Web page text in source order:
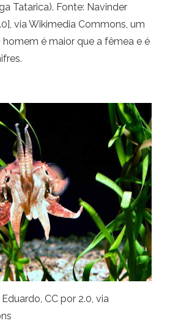
Tatarica). Fonte: Navinder
via Wikimedia Commons, um
é maior que a fêmea e é
CC por 2.0, via